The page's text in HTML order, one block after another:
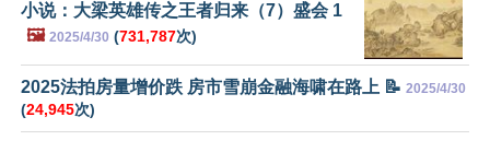
小说：大梁英雄传之王者归来（7）盛会 1
🖼️ 2025/4/30 (731,787次)
2025法拍房量增价跌 房市雪崩金融海啸在路上 📝 2025/4/30
(24,945次)